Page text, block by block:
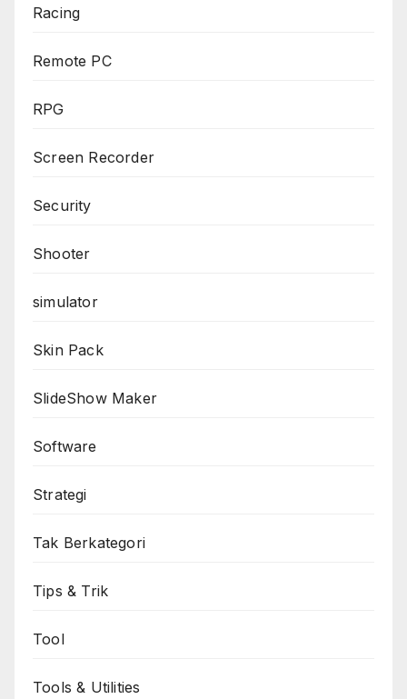
Racing
Remote PC
RPG
Screen Recorder
Security
Shooter
simulator
Skin Pack
SlideShow Maker
Software
Strategi
Tak Berkategori
Tips & Trik
Tool
Tools & Utilities